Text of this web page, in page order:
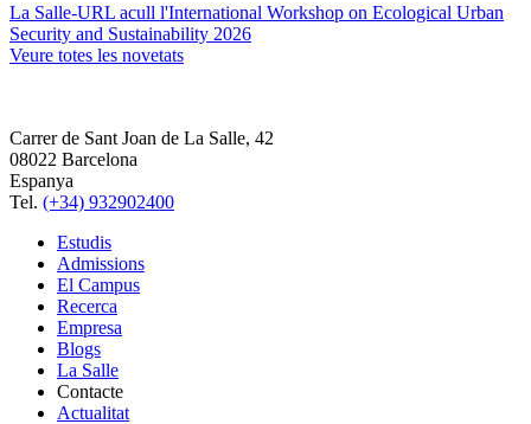
La Salle-URL acull l'International Workshop on Ecological Urban
Security and Sustainability 2026
Veure totes les novetats
Carrer de Sant Joan de La Salle, 42
08022 Barcelona
Espanya
Tel. (+34) 932902400
Estudis
Admissions
El Campus
Recerca
Empresa
Blogs
La Salle
Contacte
Actualitat